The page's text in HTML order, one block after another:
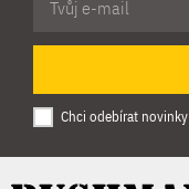
Chci odebírat